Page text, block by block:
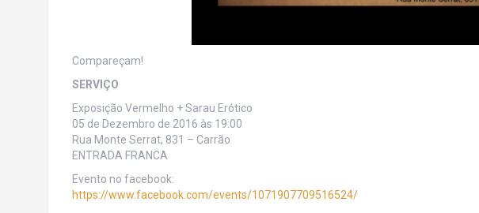
Compareçam!
SERVIÇO
Exposição Vermelho + Sarau Erótico
05 de Dezembro de 2016 às 19:00
Rua Monte Serrat, 831 – Carrão
ENTRADA FRANCA
Evento no facebook:
https://www.facebook.com/events/1071907709516524/